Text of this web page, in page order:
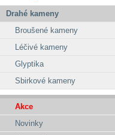
Drahé kameny
Broušené kameny
Léčivé kameny
Glyptika
Sbirkové kameny
Akce
Novinky